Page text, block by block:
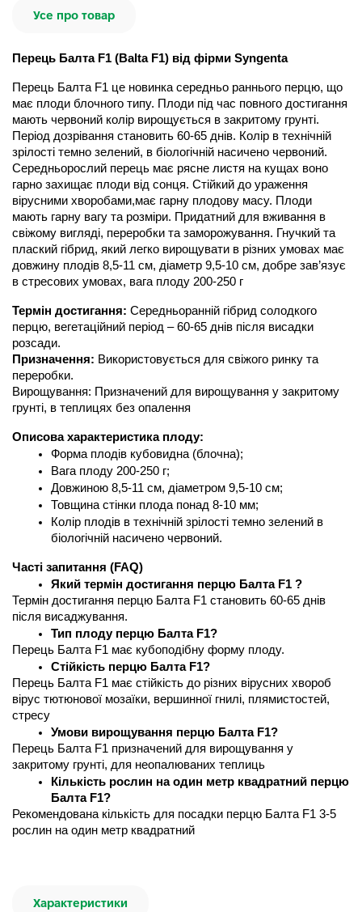
Усе про товар
Перець Балта F1 (Balta F1) від фірми Syngenta
Перець Балта F1 це новинка середньо раннього перцю, що
має плоди блочного типу. Плоди під час повного достигання
мають червоний колір вирощується в закритому грунті.
Період дозрівання становить 60-65 днів. Колір в технічній
зрілості темно зелений, в біологічній насичено червоний.
Середньорослий перець має рясне листя на кущах воно
гарно захищає плоди від сонця. Стійкий до ураження
вірусними хворобами,має гарну плодову масу. Плоди
мають гарну вагу та розміри. Придатний для вживання в
свіжому вигляді, переробки та заморожування. Гнучкий та
плаский гібрид, який легко вирощувати в різних умовах має
довжину плодів 8,5-11 см, діаметр 9,5-10 см, добре зав’язує
в стресових умовах, вага плоду 200-250 г
Термін достигання: Середньоранній гібрид солодкого
перцю, вегетаційний період – 60-65 днів після висадки
розсади.
Призначення: Використовується для свіжого ринку та
переробки.
Вирощування: Призначений для вирощування у закритому
грунті, в теплицях без опалення
Описова характеристика плоду:
Форма плодів кубовидна (блочна);
Вага плоду 200-250 г;
Довжиною 8,5-11 см, діаметром 9,5-10 см;
Товщина стінки плода понад 8-10 мм;
Колір плодів в технічній зрілості темно зелений в
біологічній насичено червоний.
Часті запитання (FAQ)
Який термін достигання перцю Балта F1 ?
Термін достигання перцю Балта F1 становить 60-65 днів
після висаджування.
Тип плоду перцю Балта F1?
Перець Балта F1 має кубоподібну форму плоду.
Стійкість перцю Балта F1?
Перець Балта F1 має стійкість до різних вірусних хвороб
вірус тютюнової мозаїки, вершинної гнилі, плямистостей,
стресу
Умови вирощування перцю Балта F1?
Перець Балта F1 призначений для вирощування у
закритому грунті, для неопалюваних теплиць
Кількість рослин на один метр квадратний перцю
Балта F1?
Рекомендована кількість для посадки перцю Балта F1 3-5
рослин на один метр квадратний
Характеристики